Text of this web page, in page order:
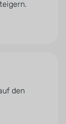
den